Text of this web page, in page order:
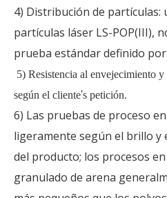
4) Distribución de partículas:
partículas láser LS-POP(III),
prueba estándar definido
5) Resistencia al envejecimiento
según el cliente's petición.
6) Las pruebas de proceso
ligeramente según el brillo y
del producto; los procesos
granulado de arena